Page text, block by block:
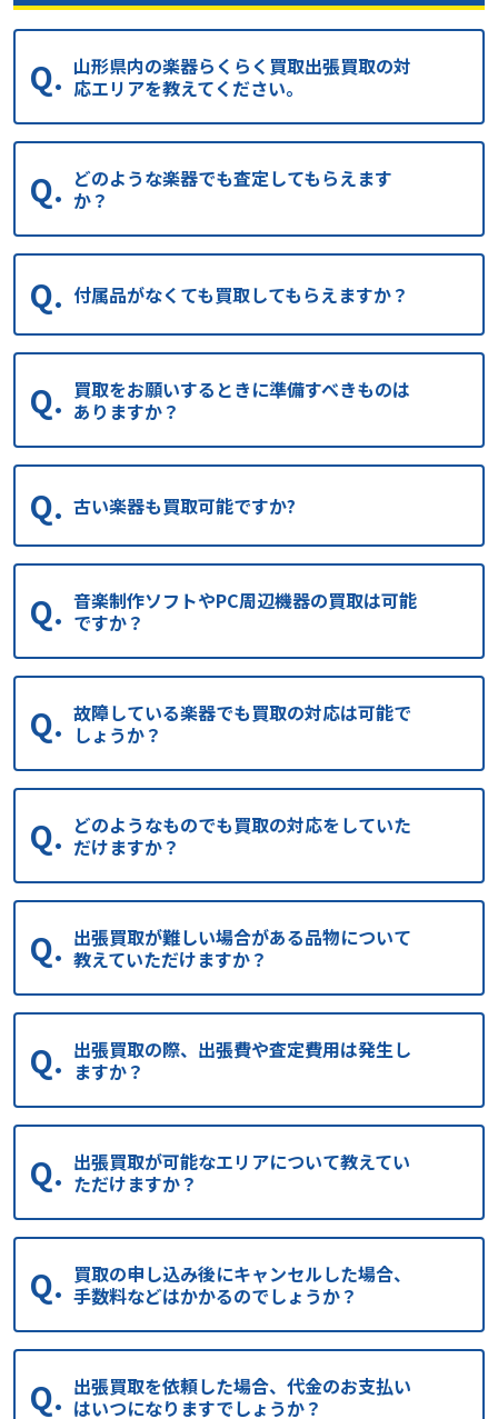
山形県内の楽器らくらく買取出張買取の対
応エリアを教えてください。
どのような楽器でも査定してもらえます
か？
付属品がなくても買取してもらえますか？
買取をお願いするときに準備すべきものは
ありますか？
古い楽器も買取可能ですか?
音楽制作ソフトやPC周辺機器の買取は可能
ですか？
故障している楽器でも買取の対応は可能で
しょうか？
どのようなものでも買取の対応をしていた
だけますか？
出張買取が難しい場合がある品物について
教えていただけますか？
出張買取の際、出張費や査定費用は発生し
ますか？
出張買取が可能なエリアについて教えてい
ただけますか？
買取の申し込み後にキャンセルした場合、
手数料などはかかるのでしょうか？
出張買取を依頼した場合、代金のお支払い
はいつになりますでしょうか？